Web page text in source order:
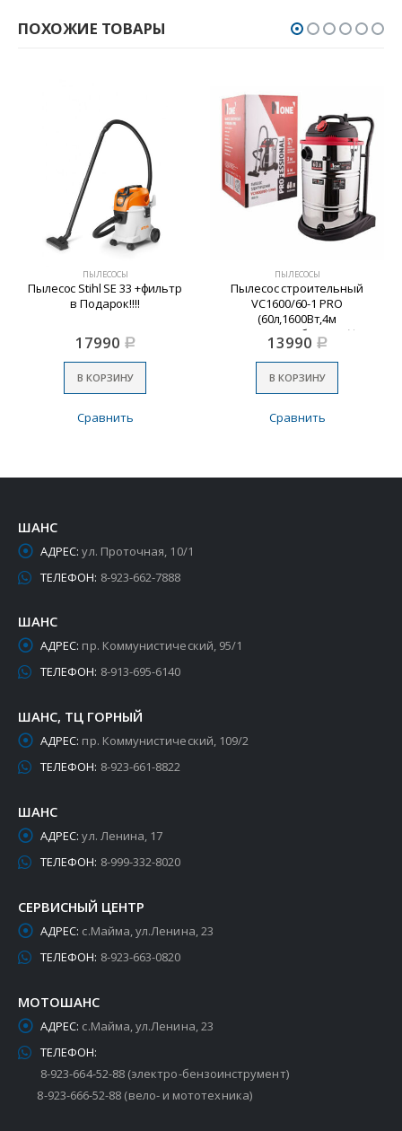
ПОХОЖИЕ ТОВАРЫ
ПЫЛЕСОСЫ
Пылесос Stihl SE 33 +фильтр
в Подарок!!!!
17990 Р
В КОРЗИНУ
Сравнить
ПЫЛЕСОСЫ
Пылесос строительный
VC1600/60-1 PRO
(60л,1600Вт,4м
шланг,пылесборник) №1
13990 Р
В КОРЗИНУ
Сравнить
ШАНС
АДРЕС: ул. Проточная, 10/1
ТЕЛЕФОН: 8-923-662-7888
ШАНС
АДРЕС: пр. Коммунистический, 95/1
ТЕЛЕФОН: 8-913-695-6140
ШАНС, ТЦ ГОРНЫЙ
АДРЕС: пр. Коммунистический, 109/2
ТЕЛЕФОН: 8-923-661-8822
ШАНС
АДРЕС: ул. Ленина, 17
ТЕЛЕФОН: 8-999-332-8020
СЕРВИСНЫЙ ЦЕНТР
АДРЕС: с.Майма, ул.Ленина, 23
ТЕЛЕФОН: 8-923-663-0820
МОТОШАНС
АДРЕС: с.Майма, ул.Ленина, 23
ТЕЛЕФОН:
8-923-664-52-88 (электро-бензоинструмент)
8-923-666-52-88 (вело- и мототехника)